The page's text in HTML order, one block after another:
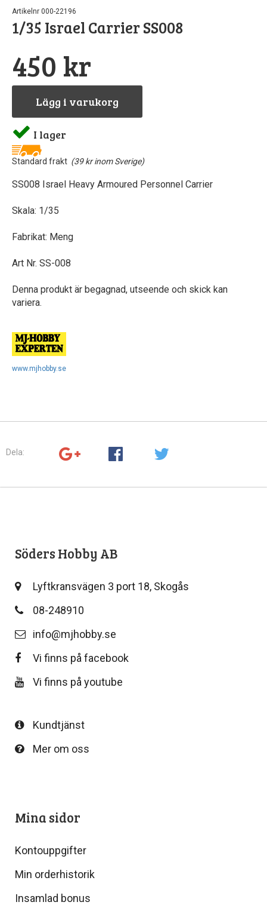
Artikelnr 000-22196
1/35 Israel Carrier SS008
450 kr
Lägg i varukorg
I lager
Standard frakt (39 kr inom Sverige)
SS008 Israel Heavy Armoured Personnel Carrier
Skala: 1/35
Fabrikat: Meng
Art Nr. SS-008
Denna produkt är begagnad, utseende och skick kan
variera.
www.mjhobby.se
Dela:
Söders Hobby AB
Lyftkransvägen 3 port 18, Skogås
08-248910
info@mjhobby.se
Vi finns på facebook
Vi finns på youtube
Kundtjänst
Mer om oss
Mina sidor
Kontouppgifter
Min orderhistorik
Insamlad bonus